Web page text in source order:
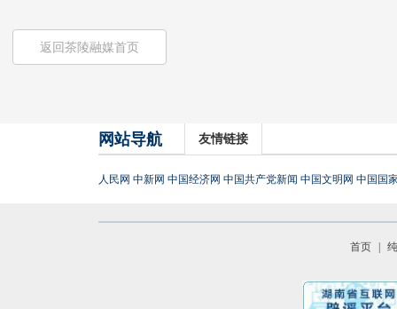
返回茶陵融媒首页
网站导航 友情链接
人民网 中新网 中国经济网 中国共产党新闻 中国文明网 中国国
首页